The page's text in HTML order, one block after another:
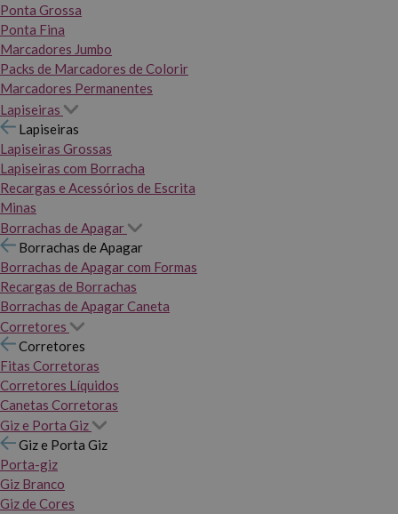
Ponta Grossa
Ponta Fina
Marcadores Jumbo
Packs de Marcadores de Colorir
Marcadores Permanentes
Lapiseiras
Lapiseiras
Lapiseiras Grossas
Lapiseiras com Borracha
Recargas e Acessórios de Escrita
Minas
Borrachas de Apagar
Borrachas de Apagar
Borrachas de Apagar com Formas
Recargas de Borrachas
Borrachas de Apagar Caneta
Corretores
Corretores
Fitas Corretoras
Corretores Líquidos
Canetas Corretoras
Giz e Porta Giz
Giz e Porta Giz
Porta-giz
Giz Branco
Giz de Cores